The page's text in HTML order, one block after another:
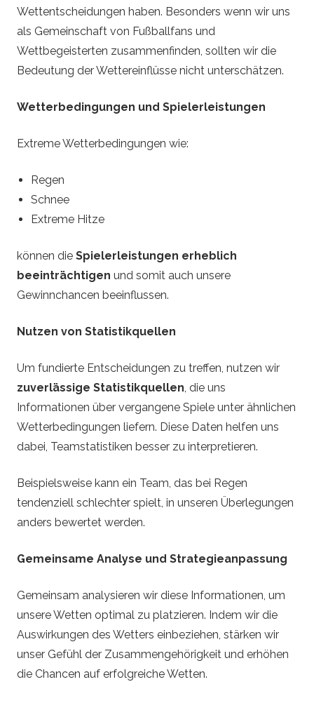
Wettentscheidungen haben. Besonders wenn wir uns
als Gemeinschaft von Fußballfans und
Wettbegeisterten zusammenfinden, sollten wir die
Bedeutung der Wettereinflüsse nicht unterschätzen.
Wetterbedingungen und Spielerleistungen
Extreme Wetterbedingungen wie:
Regen
Schnee
Extreme Hitze
können die Spielerleistungen erheblich
beeinträchtigen und somit auch unsere
Gewinnchancen beeinflussen.
Nutzen von Statistikquellen
Um fundierte Entscheidungen zu treffen, nutzen wir
zuverlässige Statistikquellen, die uns
Informationen über vergangene Spiele unter ähnlichen
Wetterbedingungen liefern. Diese Daten helfen uns
dabei, Teamstatistiken besser zu interpretieren.
Beispielsweise kann ein Team, das bei Regen
tendenziell schlechter spielt, in unseren Überlegungen
anders bewertet werden.
Gemeinsame Analyse und Strategieanpassung
Gemeinsam analysieren wir diese Informationen, um
unsere Wetten optimal zu platzieren. Indem wir die
Auswirkungen des Wetters einbeziehen, stärken wir
unser Gefühl der Zusammengehörigkeit und erhöhen
die Chancen auf erfolgreiche Wetten.